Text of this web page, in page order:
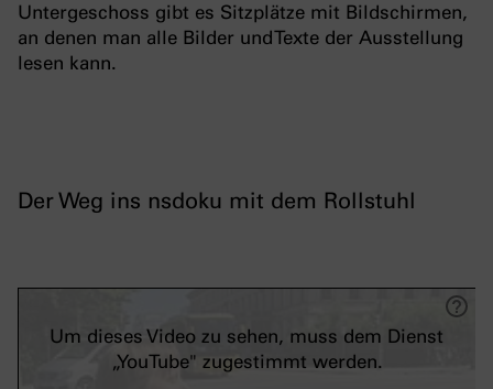
Untergeschoss gibt es Sitzplätze mit Bildschirmen,
an denen man alle Bilder und Texte der Ausstellung
lesen kann.
Der Weg ins nsdoku mit dem Rollstuhl
Um dieses Video zu sehen, muss dem Dienst
„YouTube" zugestimmt werden.